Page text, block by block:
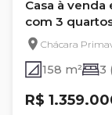
Casa à venda
com 3
Chácara
158 m² 3
R$